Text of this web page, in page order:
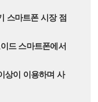
스마트폰 시장 점
드 스마트폰에서
상이 이용하며 사